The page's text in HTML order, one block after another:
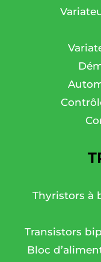
Thyristors à
Transistors
Bloc